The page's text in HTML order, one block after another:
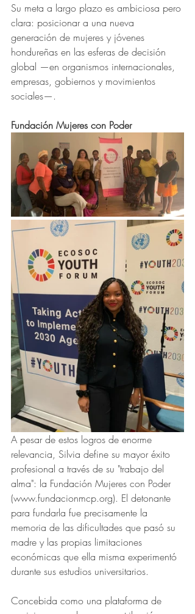
Su meta a largo plazo es ambiciosa pero
clara: posicionar a una nueva
generación de mujeres y jóvenes
hondureñas en las esferas de decisión
global —en organismos internacionales,
empresas, gobiernos y movimientos
sociales—.
Fundación Mujeres con Poder
A pesar de estos logros de enorme
relevancia, Silvia define su mayor éxito
profesional a través de su "trabajo del
alma": la Fundación Mujeres con Poder
(www.fundacionmcp.org). El detonante
para fundarla fue precisamente la
memoria de las dificultades que pasó su
madre y las propias limitaciones
económicas que ella misma experimentó
durante sus estudios universitarios.
Concebida como una plataforma de